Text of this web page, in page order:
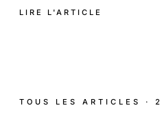
LIRE L'ARTICLE
TOUS LES ARTICLES · 2